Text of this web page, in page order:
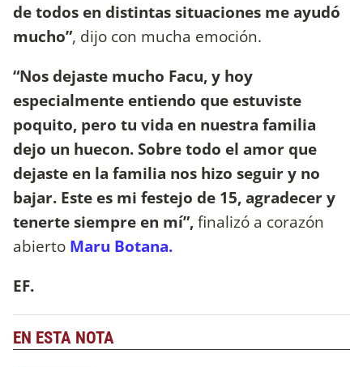
de todos en distintas situaciones me ayudó
mucho”, dijo con mucha emoción.
“Nos dejaste mucho Facu, y hoy
especialmente entiendo que estuviste
poquito, pero tu vida en nuestra familia
dejo un huecon. Sobre todo el amor que
dejaste en la familia nos hizo seguir y no
bajar. Este es mi festejo de 15, agradecer y
tenerte siempre en mí”,finalizó a corazón
abierto Maru Botana.
EF.
EN ESTA NOTA